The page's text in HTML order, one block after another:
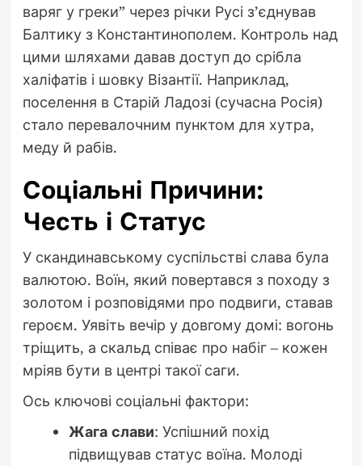
варяг у греки” через річки Русі з’єднував
Балтику з Константинополем. Контроль над
цими шляхами давав доступ до срібла
халіфатів і шовку Візантії. Наприклад,
поселення в Старій Ладозі (сучасна Росія)
стало перевалочним пунктом для хутра,
меду й рабів.
Соціальні Причини:
Честь і Статус
У скандинавському суспільстві слава була
валютою. Воїн, який повертався з походу з
золотом і розповідями про подвиги, ставав
героєм. Уявіть вечір у довгому домі: вогонь
тріщить, а скальд співає про набіг – кожен
мріяв бути в центрі такої саги.
Ось ключові соціальні фактори:
Жага слави: Успішний похід
підвищував статус воїна. Молоді